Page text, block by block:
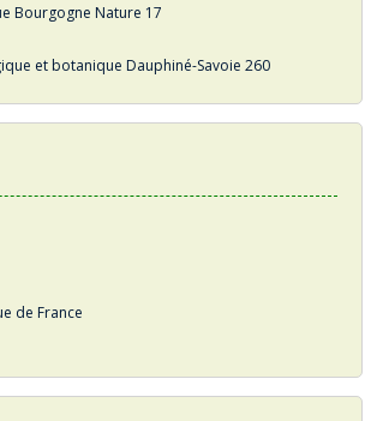
Bourgogne Nature 17
et botanique Dauphiné-Savoie 260
de France